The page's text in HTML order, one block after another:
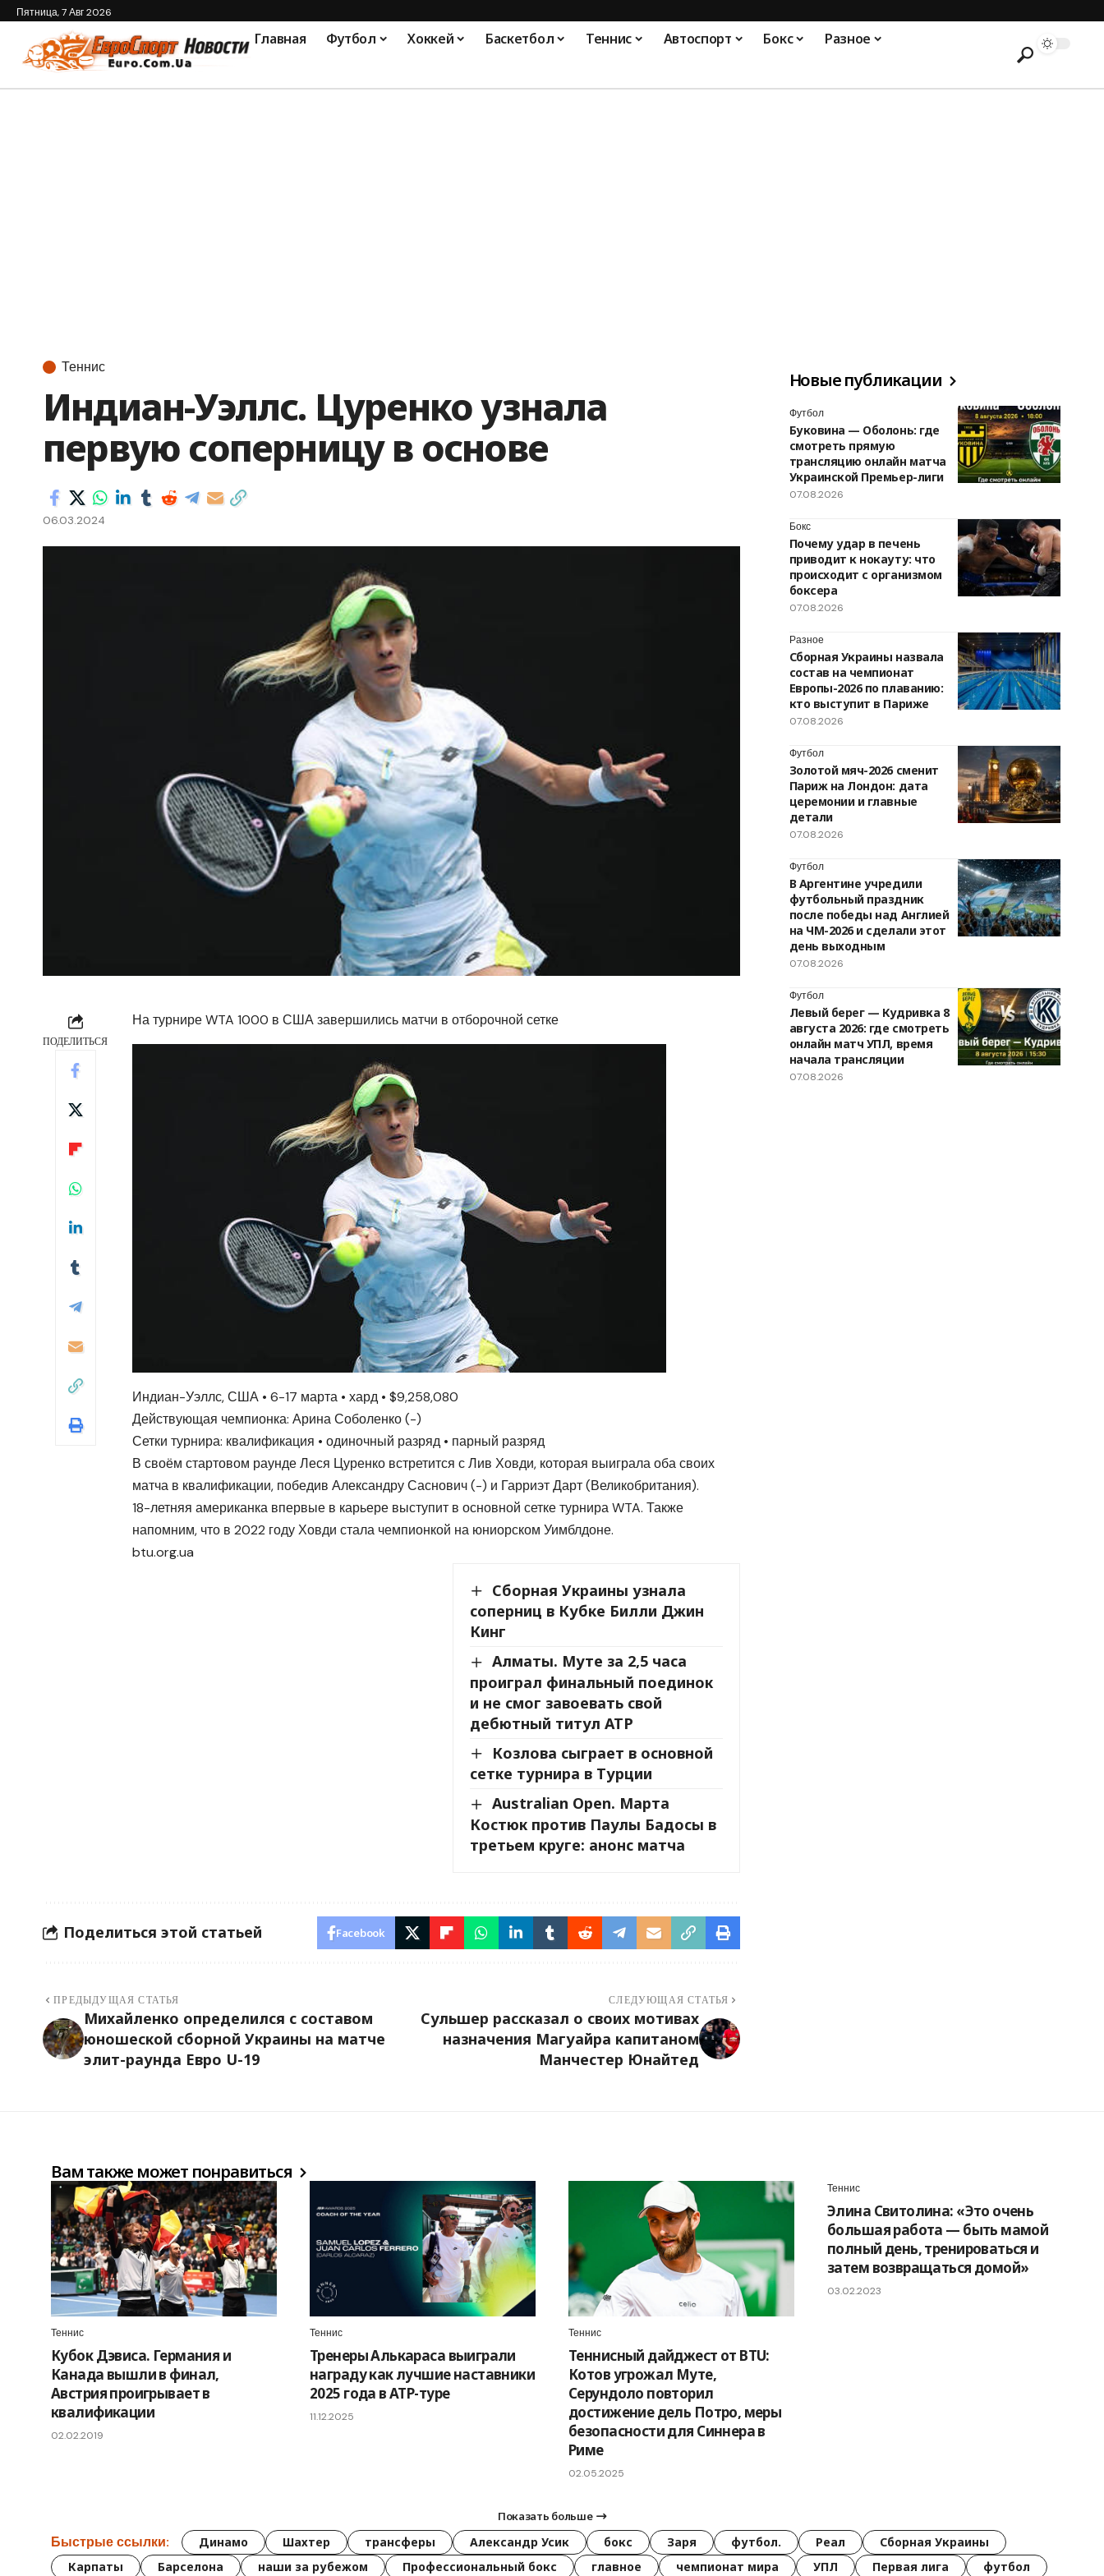
Пятница, 7 Авг 2026
Главная Футбол Хоккей Баскетбол Теннис Автоспорт Бокс Разное
Теннис
Индиан-Уэллс. Цуренко узнала
первую соперницу в основе
06.03.2024
ПОДЕЛИТЬСЯ
На турнире WTA 1000 в США завершились матчи в отборочной сетке
Индиан-Уэллс, США • 6-17 марта • хард • $9,258,080
Действующая чемпионка: Арина Соболенко (-)
Сетки турнира: квалификация • одиночный разряд • парный разряд
В своём стартовом раунде Леся Цуренко встретится с Лив Ховди, которая выиграла оба своих
матча в квалификации, победив Александру Саснович (-) и Гарриэт Дарт (Великобритания).
18-летняя американка впервые в карьере выступит в основной сетке турнира WTA. Также
напомним, что в 2022 году Ховди стала чемпионкой на юниорском Уимблдоне.
btu.org.ua
Сборная Украины узнала
соперниц в Кубке Билли Джин
Кинг
Алматы. Муте за 2,5 часа
проиграл финальный поединок
и не смог завоевать свой
дебютный титул ATP
Козлова сыграет в основной
сетке турнира в Турции
Australian Open. Марта
Костюк против Паулы Бадосы в
третьем круге: анонс матча
Поделиться этой статьей Facebook
ПРЕДЫДУЩАЯ СТАТЬЯ
Михайленко определился с составом
юношеской сборной Украины на матче
элит-раунда Евро U-19
СЛЕДУЮЩАЯ СТАТЬЯ
Сульшер рассказал о своих мотивах
назначения Магуайра капитаном
Манчестер Юнайтед
Новые публикации
Футбол
Буковина — Оболонь: где
смотреть прямую
трансляцию онлайн матча
Украинской Премьер-лиги
07.08.2026
Бокс
Почему удар в печень
приводит к нокауту: что
происходит с организмом
боксера
07.08.2026
Разное
Сборная Украины назвала
состав на чемпионат
Европы-2026 по плаванию:
кто выступит в Париже
07.08.2026
Футбол
Золотой мяч-2026 сменит
Париж на Лондон: дата
церемонии и главные
детали
07.08.2026
Футбол
В Аргентине учредили
футбольный праздник
после победы над Англией
на ЧМ-2026 и сделали этот
день выходным
07.08.2026
Футбол
Левый берег — Кудривка 8
августа 2026: где смотреть
онлайн матч УПЛ, время
начала трансляции
07.08.2026
Вам также может понравиться
Теннис
Кубок Дэвиса. Германия и
Канада вышли в финал,
Австрия проигрывает в
квалификации
02.02.2019
Теннис
Тренеры Алькараса выиграли
награду как лучшие наставники
2025 года в ATP-туре
11.12.2025
Теннис
Теннисный дайджест от BTU:
Котов угрожал Муте,
Серундоло повторил
достижение дель Потро, меры
безопасности для Синнера в
Риме
02.05.2025
Теннис
Элина Свитолина: «Это очень
большая работа — быть мамой
полный день, тренироваться и
затем возвращаться домой»
03.02.2023
Показать больше
Быстрые ссылки: Динамо Шахтер трансферы Александр Усик бокс Заря футбол. Реал
Сборная Украины
Карпаты
Барселона наши за рубежом Профессиональный бокс главное чемпионат мира УПЛ Первая лига футбол